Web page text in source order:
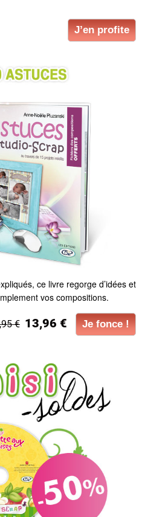
J’en profite
ce livre regorge d’idées et
vos compositions.
€ 13,96 € Je fonce !